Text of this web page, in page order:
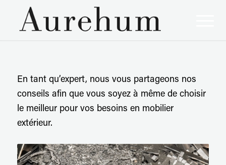
En tant qu’expert, nous vous partageons nos
conseils afin que vous soyez à même de choisir
le meilleur pour vos besoins en mobilier
extérieur.